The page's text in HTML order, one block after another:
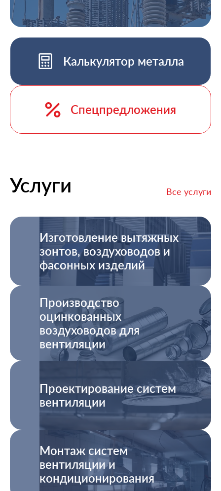
Калькулятор металла
Спецпредложения
Услуги Все услуги
Изготовление вытяжных
зонтов, воздуховодов и
фасонных изделий
Производство
оцинкованных
воздуховодов для
вентиляции
Проектирование систем
вентиляции
Монтаж систем
вентиляции и
кондиционирования